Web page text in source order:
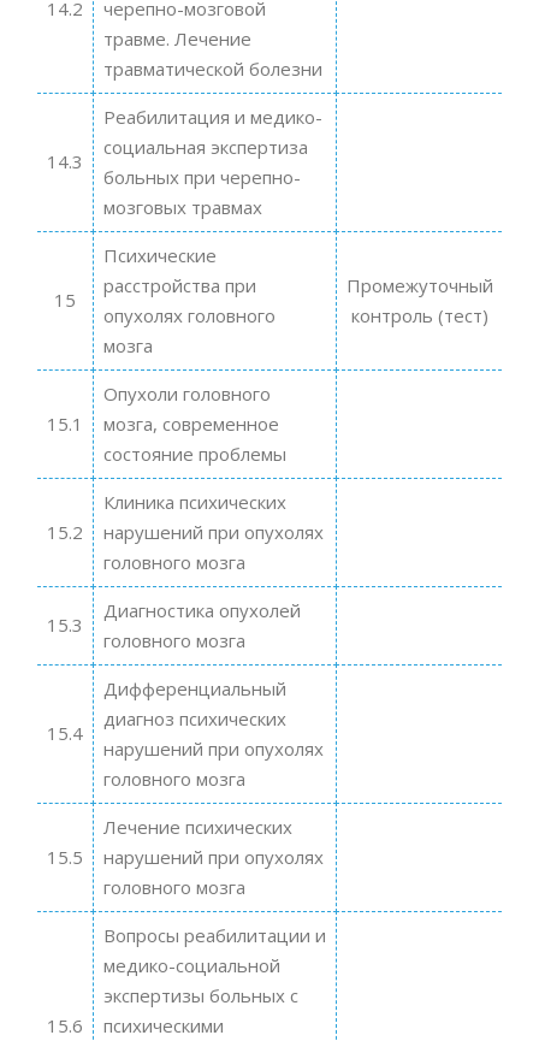
14.2
черепно-мозговой
травме. Лечение
травматической болезни
14.3
Реабилитация и медико-
социальная экспертиза
больных при черепно-
мозговых травмах
15
Психические
расстройства при
опухолях головного
мозга
Промежуточный
контроль (тест)
15.1
Опухоли головного
мозга, современное
состояние проблемы
15.2
Клиника психических
нарушений при опухолях
головного мозга
15.3
Диагностика опухолей
головного мозга
15.4
Дифференциальный
диагноз психических
нарушений при опухолях
головного мозга
15.5
Лечение психических
нарушений при опухолях
головного мозга
15.6
Вопросы реабилитации и
медико-социальной
экспертизы больных с
психическими